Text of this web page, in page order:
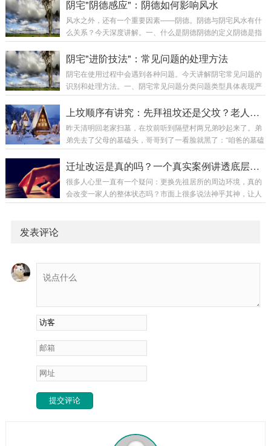
要排除的因素：个人努力程度时代机遇社会环境教育水...
峦头，理气再好也无用只要峦头好，即使理气一般，也能有不
为主，峦头为辅。”核心观点：理气决定吉凶，峦头只是辅助只
要理气好，即使峦头一般，也能有好的效果峦头只是理气的载
可。”核心观点：形峦和理气同等重要，缺一不可形峦...
阴宅"阴德感应"：阴德如何影响风水
风水之外，还有一个重要因素——阴德。阴德与阴宅风水有什
么关系？今天深度讲解。一、什么是阴德阴德的定义阴德是指
在暗中行善、不图回报的德行。阴德的特征：不为人知的善行
不求回报的付出积德行善的行为对祖先和后代的福报阴德与阳
阴德暗中行善，无名回报荫及子孙二、阴德如何影响阴宅阴德
是风水的催化剂阴德不能替代风水，但可以增强风水效果。阴
无好效果受限无一般效果一般阴德的积累方式祖先积阴...
阴宅"进阶技法"：常见问题的处理方法
阴宅在使用过程中会遇到各种问题。今天讲解阴宅常见问题的
识别和处理方法。一、阴宅常见问题分类问题类型具体表现严
重程度结构问题墓碑倾斜、裂缝中等环境问题杂草丛生、水浸
视情况气场问题气场下降、异象较重周边问题新建建筑、道路
问题一：墓碑倾斜原因：地基不稳水土流失年久失修处理方
法：扶正墓碑加固地基解决水土流失问题问题二：墓碑裂缝原
大裂缝：更换墓碑定期检查维护问题三：墓碑字迹模糊原...
上坟顺序有讲究：先拜祖坟还是父坟？老人说拜错损三代福运，真不是迷信
昨天清明回老家扫墓，在坟前听到隔壁村两兄弟吵起来了。弟
弟先去了父母的墓磕头，哥哥到了一看脸就黑了：“咱爸的墓磕
完了？祖坟还没去呢！”弟弟觉得哥哥小题大做：“爸妈近，肯
定先拜爸妈啊，祖坟又跑不掉。”哥哥急得跺脚：“你懂什么！
人不欢而散。这个问题我相信很多人心里都有疑惑：先拜祖坟
还是先拜父坟？老人说的"拜错损三代"到底是真有其事，还是
迁址改运是真的吗？一个真实案例讲透底层逻辑
很多人心里一直有一个疑问：更换先祖居所的周边环境，真的
会改变一家人的整体状态吗？市面上很多说法神乎其神，让人
分不清是玄学还是规律。环境塑造气场，气场影响人心，人心
庭运势低迷，未必是不努力生活中很无奈的一种现象：有的家
庭，全员勤恳踏实、拼命打拼，做人做事都无可挑剔，...
发表评论
提交评论